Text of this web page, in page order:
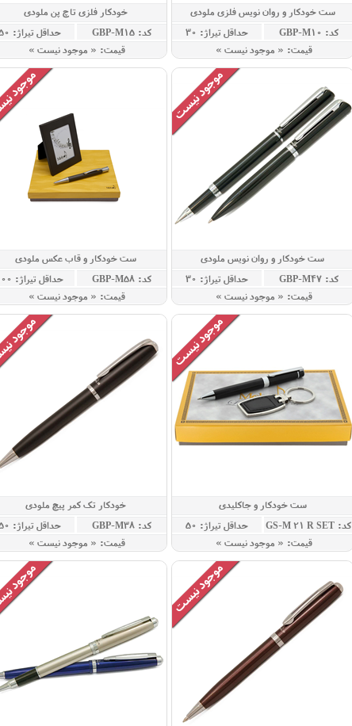
ست خودکار و روان نویس فلزی ملودی
کد: GBP-M10
حداقل تيراژ: 30
قيمت: « موجود نيست »
خودکار فلزی تاچ پن ملودی
کد: GBP-M15
حداقل تيراژ: 50
قيمت: « موجود نيست »
ست خودکار و روان نویس ملودی
کد: GBP-M47
حداقل تيراژ: 30
قيمت: « موجود نيست »
ست خودکار و قاب عکس ملودی
کد: GBP-M58
حداقل تيراژ: 100
قيمت: « موجود نيست »
ست خودکار و جاکلیدی
کد: GS-M 21 R SET
حداقل تيراژ: 50
قيمت: « موجود نيست »
خودکار تک کمر پیچ ملودی
کد: GBP-M38
حداقل تيراژ: 50
قيمت: « موجود نيست »